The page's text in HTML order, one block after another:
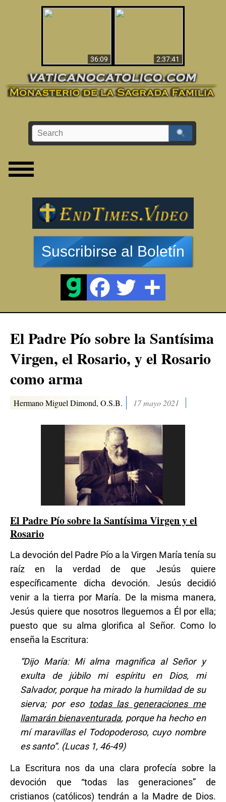
36:09
2:37:41
Suscribirse al Boletín
El Padre Pío sobre la Santísima
Virgen, el Rosario, y el Rosario
como arma
Hermano Miguel Dimond, O.S.B. 17 mayo 2021
El Padre Pío sobre la Santísima Virgen y el
Rosario
La devoción del Padre Pío a la Virgen María tenía su
raíz en la verdad de que Jesús quiere
específicamente dicha devoción. Jesús decidió
venir a la tierra por María. De la misma manera,
Jesús quiere que nosotros lleguemos a Él por ella;
puesto que su alma glorifica al Señor. Como lo
enseña la Escritura:
“Dijo María: Mi alma magnifica al Señor y
exulta de júbilo mi espíritu en Dios, mi
Salvador, porque ha mirado la humildad de su
sierva; por eso todas las generaciones me
llamarán bienaventurada, porque ha hecho en
mí maravillas el Todopoderoso, cuyo nombre
es santo”. (Lucas 1, 46-49)
La Escritura nos da una clara profecía sobre la
devoción que “todas las generaciones” de
cristianos (católicos) tendrán a la Madre de Dios.